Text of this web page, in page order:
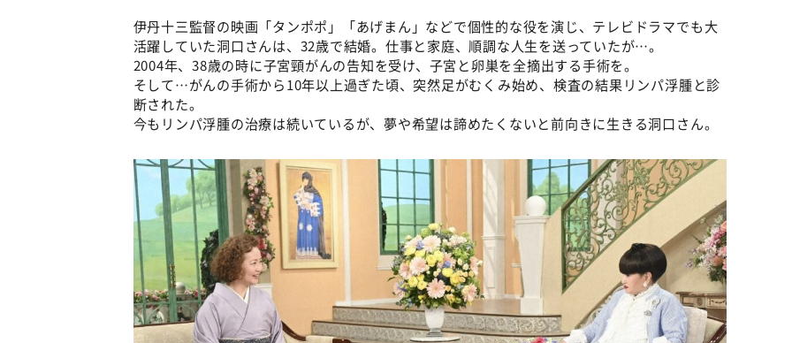
伊丹十三監督の映画「タンポポ」「あげまん」などで個性的な役を演じ、テレビドラマでも大
活躍していた洞口さんは、32歳で結婚。仕事と家庭、順調な人生を送っていたが…。
2004年、38歳の時に子宮頸がんの告知を受け、子宮と卵巣を全摘出する手術を。
そして…がんの手術から10年以上過ぎた頃、突然足がむくみ始め、検査の結果リンパ浮腫と診
断された。
今もリンパ浮腫の治療は続いているが、夢や希望は諦めたくないと前向きに生きる洞口さん。